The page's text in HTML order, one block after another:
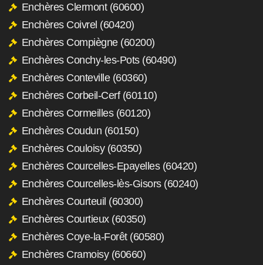
Enchères Clermont (60600)
Enchères Coivrel (60420)
Enchères Compiègne (60200)
Enchères Conchy-les-Pots (60490)
Enchères Conteville (60360)
Enchères Corbeil-Cerf (60110)
Enchères Cormeilles (60120)
Enchères Coudun (60150)
Enchères Couloisy (60350)
Enchères Courcelles-Epayelles (60420)
Enchères Courcelles-lès-Gisors (60240)
Enchères Courteuil (60300)
Enchères Courtieux (60350)
Enchères Coye-la-Forêt (60580)
Enchères Cramoisy (60660)